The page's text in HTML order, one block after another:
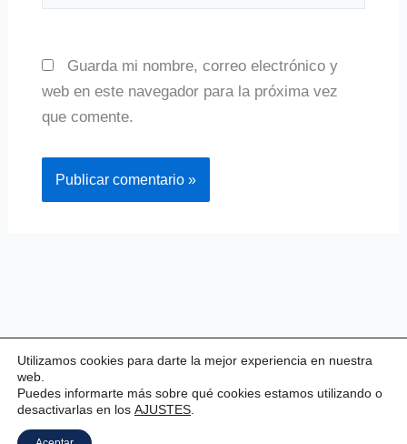
Guarda mi nombre, correo electrónico y
web en este navegador para la próxima vez
que comente.
Copyright © 2026 Valladolid Club Esgrima
Utilizamos cookies para darte la mejor experiencia en nuestra
web.
Puedes informarte más sobre qué cookies estamos utilizando o
desactivarlas en los AJUSTES